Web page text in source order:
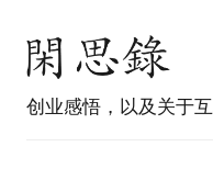
创业感悟，以及关于